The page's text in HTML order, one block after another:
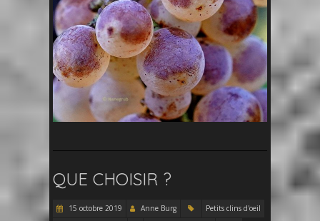
QUE CHOISIR ?
15 octobre 2019 Anne Burg
Petits clins d'oeil